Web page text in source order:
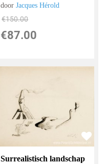
doorJacques Hérold
€150.00
€87.00
Surrealistisch landschap